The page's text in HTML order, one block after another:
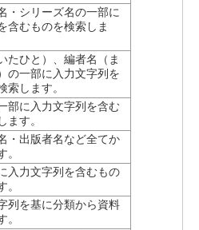
・シリーズ名の一部に
含むものを検索しま
たひと）、編者名（ま
の一部に入力文字列を
索します。
部に入力文字列を含む
ます。
・出版者名など全てか
。
入力文字列を含むもの
。
列を基に分類から資料
。